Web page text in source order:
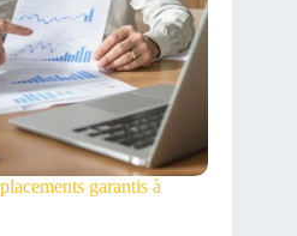
garantis à